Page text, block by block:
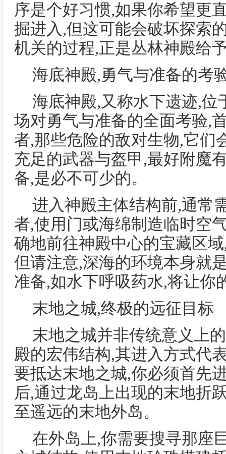
序是个好习惯,如果你希望更
掘进入,但这可能会破坏探索
机关的过程,正是丛林神殿给
海底神殿,勇气与准备的考
海底神殿,又称水下遗迹,位
场对勇气与准备的全面考验,
者,那些危险的敌对生物,它们
充足的武器与盔甲,最好附魔
备,是必不可少的。
进入神殿主体结构前,通常
者,使用门或海绵制造临时空
确地前往神殿中心的宝藏区
但请注意,深海的环境本身就
准备,如水下呼吸药水,将让你
末地之城,终极的远征目标
末地之城并非传统意义上
殿的宏伟结构,其进入方式代
要抵达末地之城,你必须首先
后,通过龙岛上出现的末地折
至遥远的末地外岛。
在外岛上,你需要搜寻那座